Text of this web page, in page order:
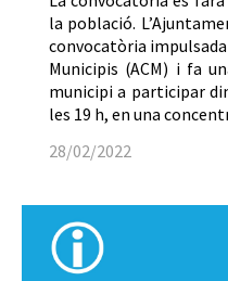
la població.
convocatòria impulsada
Municipis (ACM) i fa
municipi a participar
les 19 h, en una
28/02/2022